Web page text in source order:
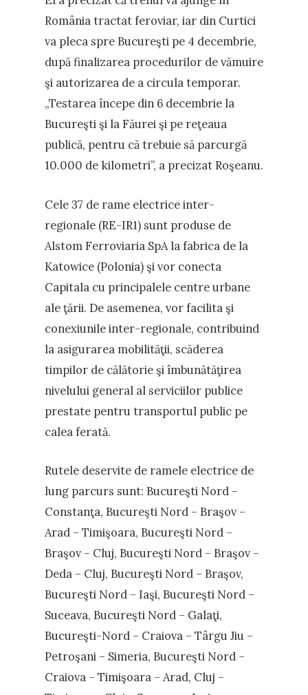
România tractat feroviar, iar din Curtici
va pleca spre Bucureşti pe 4 decembrie,
după finalizarea procedurilor de vămuire
şi autorizarea de a circula temporar.
„Testarea începe din 6 decembrie la
Bucureşti şi la Făurei şi pe reţeaua
publică, pentru că trebuie să parcurgă
10.000 de kilometri”, a precizat Roşeanu.
Cele 37 de rame electrice inter-
regionale (RE-IR1) sunt produse de
Alstom Ferroviaria SpA la fabrica de la
Katowice (Polonia) şi vor conecta
Capitala cu principalele centre urbane
ale ţării. De asemenea, vor facilita şi
conexiunile inter-regionale, contribuind
la asigurarea mobilităţii, scăderea
timpilor de călătorie şi îmbunătăţirea
nivelului general al serviciilor publice
prestate pentru transportul public pe
calea ferată.
Rutele deservite de ramele electrice de
lung parcurs sunt: Bucureşti Nord –
Constanţa, Bucureşti Nord – Braşov –
Arad – Timişoara, Bucureşti Nord –
Braşov – Cluj, Bucureşti Nord – Braşov –
Deda – Cluj, Bucureşti Nord – Braşov,
Bucureşti Nord – Iaşi, Bucureşti Nord –
Suceava, Bucureşti Nord – Galaţi,
Bucureşti-Nord – Craiova – Târgu Jiu –
Petroşani – Simeria, Bucureşti Nord –
Craiova – Timişoara – Arad, Cluj –